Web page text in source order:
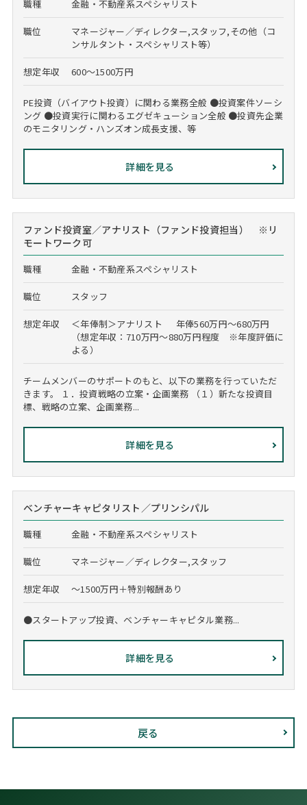
職種 金融・不動産系スペシャリスト
職位
マネージャー／ディレクター,スタッフ,その他（コ
ンサルタント・スペシャリスト等）
想定年収 600～1500万円
PE投資（バイアウト投資）に関わる業務全般 ●投資案件ソーシ
ング ●投資実行に関わるエグゼキューション全般 ●投資先企業
のモニタリング・ハンズオン成長支援、等
詳細を見る
ファンド投資室／アナリスト（ファンド投資担当） ※リ
モートワーク可
職種 金融・不動産系スペシャリスト
職位 スタッフ
想定年収
＜年俸制＞アナリスト 年俸560万円～680万円
（想定年収：710万円～880万円程度 ※年度評価に
よる）
チームメンバーのサポートのもと、以下の業務を行っていただ
きます。 １．投資戦略の立案・企画業務 （１）新たな投資目
標、戦略の立案、企画業務...
詳細を見る
ベンチャーキャピタリスト／プリンシパル
職種 金融・不動産系スペシャリスト
職位 マネージャー／ディレクター,スタッフ
想定年収 ～1500万円＋特別報酬あり
●スタートアップ投資、ベンチャーキャピタル業務...
詳細を見る
戻る